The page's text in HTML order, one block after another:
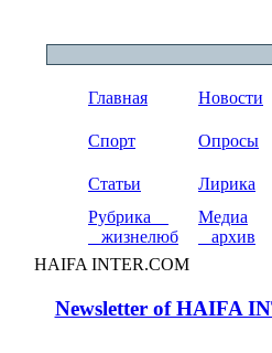
Главная Новости
Спорт Опросы
Статьи Лирика
Рубрика
жизнелюб
Медиа
архив
HAIFA INTER.COM
Newsletter of HAIFA